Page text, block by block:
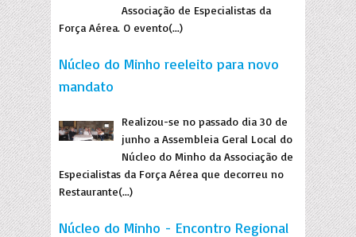
Associação de Especialistas da
Força Aérea. O evento(...)
Núcleo do Minho reeleito para novo
mandato
Realizou-se no passado dia 30 de
junho a Assembleia Geral Local do
Núcleo do Minho da Associação de
Especialistas da Força Aérea que decorreu no
Restaurante(...)
Núcleo do Minho - Encontro Regional